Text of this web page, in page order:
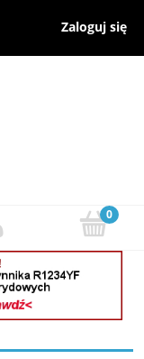
Zaloguj się